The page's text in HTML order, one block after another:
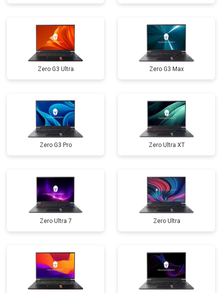
Замена оперативной памяти от 1100 ₽ Заказать
Прошивка BIOS от 1500 ₽ Заказать
Замена северного моста от 3500 ₽
Zero G3 Ultra Zero G3 Max
Zero G3 Pro Zero Ultra XT
Zero Ultra 7 Zero Ultra